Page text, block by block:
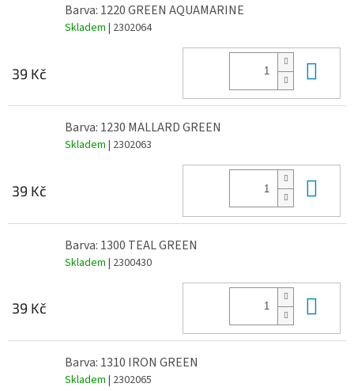
Barva: 1220 GREEN AQUAMARINE
Skladem | 2302064
39 Kč
Barva: 1230 MALLARD GREEN
Skladem | 2302063
39 Kč
Barva: 1300 TEAL GREEN
Skladem | 2300430
39 Kč
Barva: 1310 IRON GREEN
Skladem | 2302065